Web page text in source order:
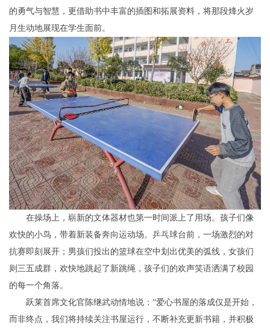
的勇气与智慧，更借助书中丰富的插图和拓展资料，将那段烽火岁
月生动地展现在学生面前。
在操场上，崭新的文体器材也第一时间派上了用场。孩子们像
欢快的小鸟，带着新装备奔向运动场。乒乓球台前，一场激烈的对
抗赛即刻展开；男孩们投出的篮球在空中划出优美的弧线，女孩们
则三五成群，欢快地跳起了新跳绳，孩子们的欢声笑语洒满了校园
的每一个角落。
跃莱首席文化官陈继武动情地说：“爱心书屋的落成仅是开始，
而非终点，我们将持续关注书屋运行，不断补充更新书籍，并积极